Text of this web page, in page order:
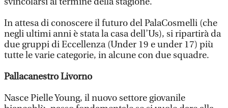
In attesa di conoscere il futuro del PalaCosmelli (che
negli ultimi anni è stata la casa dell’Us), si ripartirà da
due gruppi di Eccellenza (Under 19 e under 17) più
tutte le varie categorie, in alcune con due squadre.
Pallacanestro Livorno
Nasce Pielle Young, il nuovo settore giovanile